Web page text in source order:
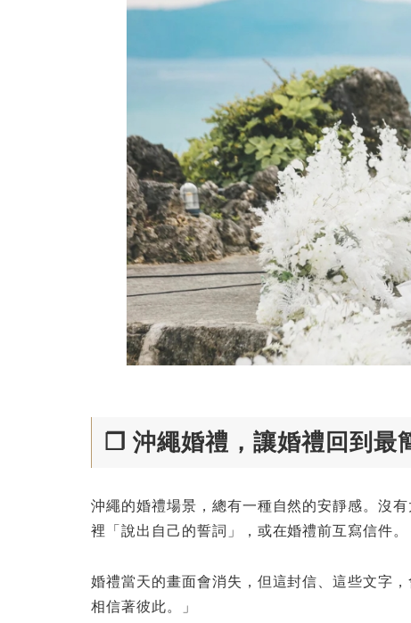
❐ 沖繩婚禮，讓婚禮回到最
沖繩的婚禮場景，總有一種自然的安靜感。沒
裡「說出自己的誓詞」，或在婚禮前互寫信件。
婚禮當天的畫面會消失，但這封信、這些文字
相信著彼此。」